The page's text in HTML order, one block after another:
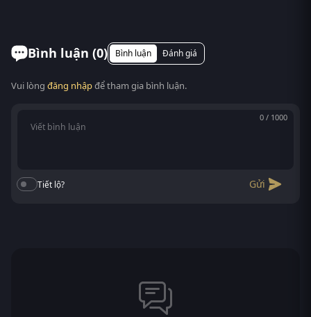
Android/iOS, máy tính bảng, laptop, Smart TV. Truy
cập phimvn2y.com là xem được, không cần cài app.
Bình luận (0) Bình luận Đánh giá
Vui lòng đăng nhậpđể tham gia bình luận.
0 / 1000
Tiết lộ? Gửi